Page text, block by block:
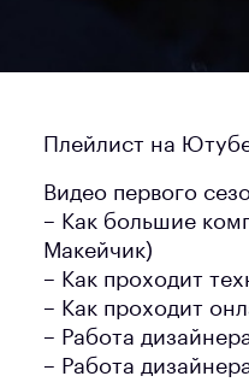
Плейлист на
Видео первого
– Как большие
Макейчик)
– Как проходит
– Как проходит
– Работа
– Работа